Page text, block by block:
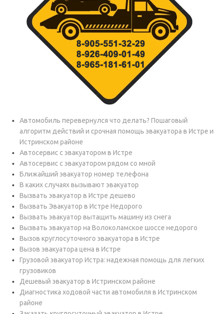
Автомобиль перевернулся что делать? Пошаговый
алгоритм действий и срочная помощь эвакуатора в Истре и
Истринском районе
Автосервис с эвакуатором в Истре
Автосервис с эвакуатором рядом со мной
Ближайший эвакуатор номер телефона
В каких случаях вызывают эвакуатор
Вызвать эвакуатор в Истре дешево
Вызвать Эвакуатор в Истре Недорого
Вызвать эвакуатор вытащить машину из снега
Вызвать эвакуатор на Волоколамское шоссе недорого
Вызов круглосуточного эвакуатора в Истре
Вызов эвакуатора цена в Истре
Грузовой эвакуатор Истра: надежная помощь для легких
грузовиков
Дешевый эвакуатор в Истринском районе
Диагностика ходовой части автомобиля в Истринском
районе